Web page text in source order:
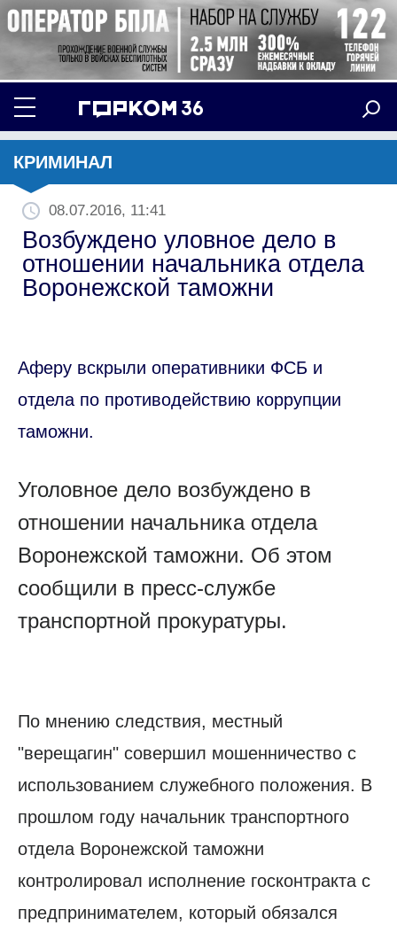
КРИМИНАЛ
08.07.2016, 11:41
Возбуждено уловное дело в
отношении начальника отдела
Воронежской таможни
Аферу вскрыли оперативники ФСБ и
отдела по противодействию коррупции
таможни.
Уголовное дело возбуждено в
отношении начальника отдела
Воронежской таможни. Об этом
сообщили в пресс-службе
транспортной прокуратуры.
По мнению следствия, местный
"верещагин" совершил мошенничество с
использованием служебного положения. В
прошлом году начальник транспортного
отдела Воронежской таможни
контролировал исполнение госконтракта с
предпринимателем, который обязался